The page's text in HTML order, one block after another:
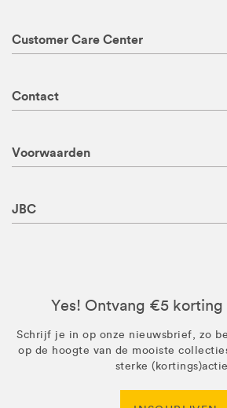
Customer Care Center
Contact
Voorwaarden
JBC
Yes! Ontvang €5 korting
Schrijf je in op onze nieuwsbrief, zo
op de hoogte van de mooiste
sterke